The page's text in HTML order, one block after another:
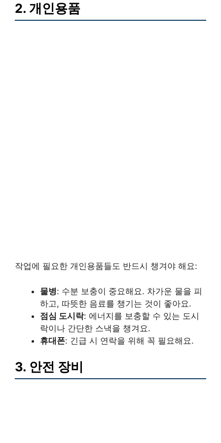
2. 개인용품
작업에 필요한 개인용품들도 반드시 챙겨야 해요:
물병: 수분 보충이 중요해요. 차가운 물을 피
하고, 따뜻한 음료를 챙기는 것이 좋아요.
점심 도시락: 에너지를 보충할 수 있는 도시
락이나 간단한 스낵을 챙겨요.
휴대폰: 긴급 시 연락을 위해 꼭 필요해요.
3. 안전 장비